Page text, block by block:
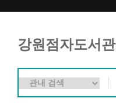
강원점자도서관